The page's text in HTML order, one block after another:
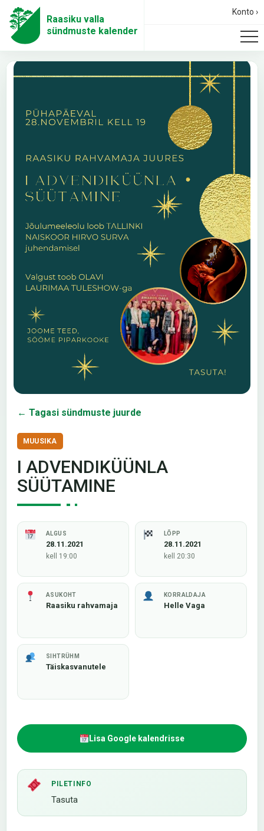
Raasiku valla
sündmuste kalender
Konto ›
← Tagasi sündmuste juurde
MUUSIKA
I ADVENDIKÜÜNLA
SÜÜTAMINE
ALGUS
28.11.2021
kell 19:00
LÕPP
28.11.2021
kell 20:30
ASUKOHT
Raasiku rahvamaja
KORRALDAJA
Helle Vaga
SIHTRÜHM
Täiskasvanutele
Lisa Google kalendrisse
PILETINFO
Tasuta